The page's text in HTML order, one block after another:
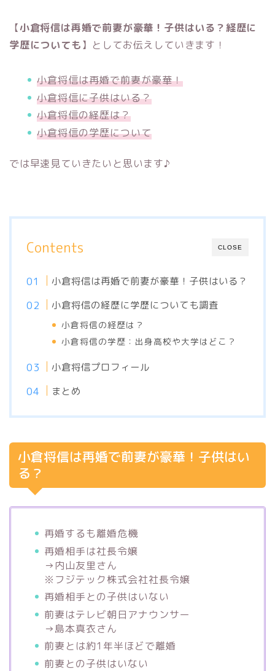
【小倉将信は再婚で前妻が豪華！子供はいる？経歴に
学歴についても】としてお伝えしていきます！
小倉将信は再婚で前妻が豪華！
小倉将信に子供はいる？
小倉将信の経歴は？
小倉将信の学歴について
では早速見ていきたいと思います♪
CLOSE
Contents
小倉将信は再婚で前妻が豪華！子供はいる？
小倉将信の経歴に学歴についても調査
小倉将信の経歴は？
小倉将信の学歴：出身高校や大学はどこ？
小倉将信プロフィール
まとめ
小倉将信は再婚で前妻が豪華！子供はい
る？
再婚するも離婚危機
再婚相手は社長令嬢
→内山友里さん
※フジテック株式会社社長令嬢
再婚相手との子供はいない
前妻はテレビ朝日アナウンサー
→島本真衣さん
前妻とは約1年半ほどで離婚
前妻との子供はいない